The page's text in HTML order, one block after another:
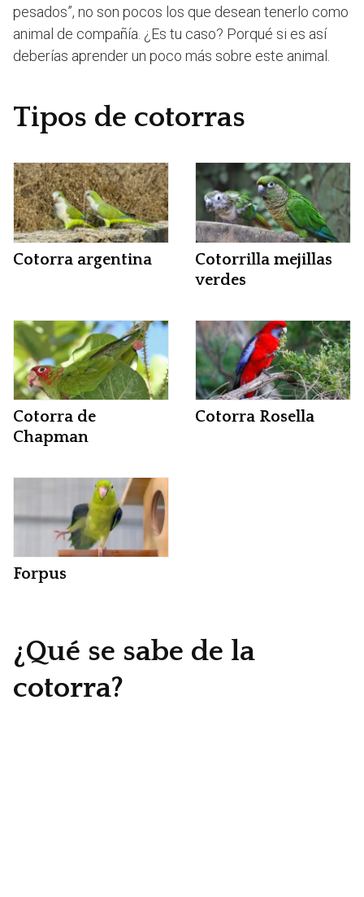
pesados”, no son pocos los que desean tenerlo como
animal de compañía. ¿Es tu caso? Porqué si es así
deberías aprender un poco más sobre este animal.
Tipos de cotorras
Cotorra argentina
Cotorrilla mejillas
verdes
Cotorra de
Chapman
Cotorra Rosella
Forpus
¿Qué se sabe de la
cotorra?